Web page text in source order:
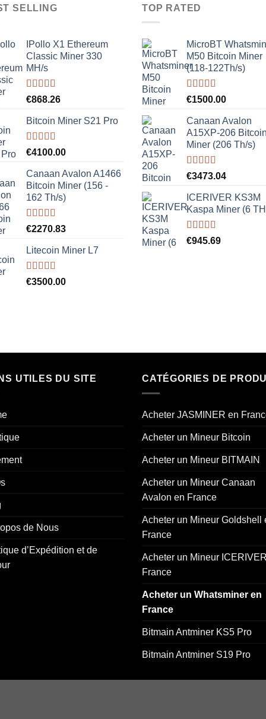
SELLING
IPollo X1 Ethereum
Classic Miner 330
MH/s
Rated5.00
€868.26
Bitcoin Miner S21 Pro
Rated5.00
€4100.00
Canaan Avalon A1466
Bitcoin Miner (156 -
162 Th/s)
Rated5.00
€2270.83
Litecoin Miner L7
Rated5.00
€3500.00
TOP RATED
MicroBT
M50 Bitcoin Miner
(118-122Th/s)
Rated5.00
€1500.00
Canaan Avalon
A15XP-206
Miner (206 Th/s)
Rated5.00
€3473.04
ICERIVER KS3M
Kaspa Miner (6
Rated5.00
€945.69
UTILES DU SITE
de Nous
d’Expédition et de
CATÉGORIES DE
Acheter JASMINER en
Acheter un Mineur Bitcoin
Acheter un Mineur BITMAIN
Acheter un Mineur Canaan
Avalon en France
Acheter un Mineur Goldshell
France
Acheter un Mineur
France
Acheter un Whatsminer en
France
Bitmain Antminer KS5 Pro
Bitmain Antminer S19 Pro